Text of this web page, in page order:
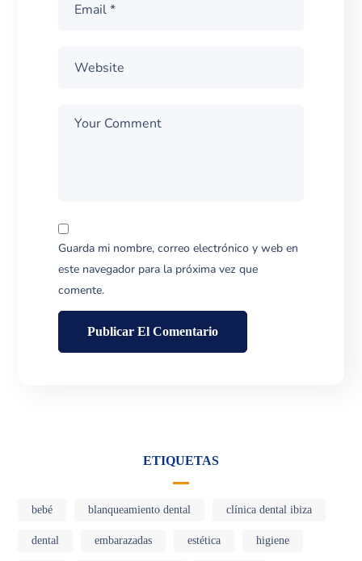
Guarda mi nombre, correo electrónico y web en
este navegador para la próxima vez que
comente.
ETIQUETAS
bebé blanqueamiento dental clínica dental ibiza
dental embarazadas estética higiene